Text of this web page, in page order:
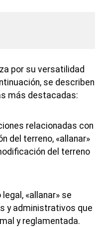
por su versatilidad
se describen
más destacadas:
relacionadas con
del terreno, «allanar»
del terreno
legal, «allanar» se
y administrativos que
y reglamentada.